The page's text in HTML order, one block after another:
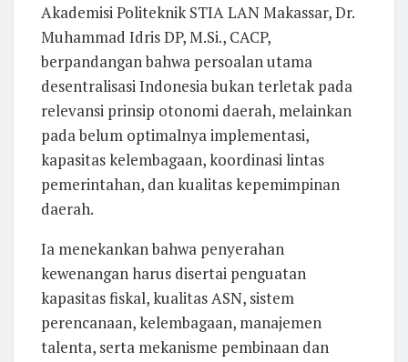
Akademisi Politeknik STIA LAN Makassar, Dr.
Muhammad Idris DP, M.Si., CACP,
berpandangan bahwa persoalan utama
desentralisasi Indonesia bukan terletak pada
relevansi prinsip otonomi daerah, melainkan
pada belum optimalnya implementasi,
kapasitas kelembagaan, koordinasi lintas
pemerintahan, dan kualitas kepemimpinan
daerah.
Ia menekankan bahwa penyerahan
kewenangan harus disertai penguatan
kapasitas fiskal, kualitas ASN, sistem
perencanaan, kelembagaan, manajemen
talenta, serta mekanisme pembinaan dan